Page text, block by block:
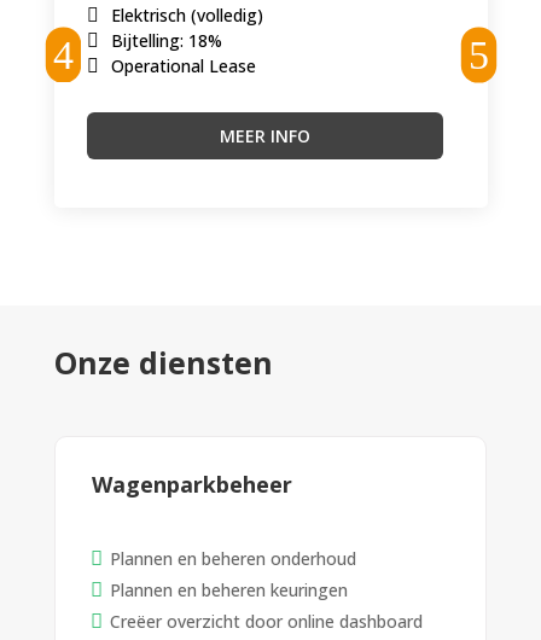
Elektrisch (volledig)
Bijtelling: 18%
Operational Lease
MEER INFO
Onze diensten
Wagenparkbeheer
Plannen en beheren onderhoud
Plannen en beheren keuringen
Creëer overzicht door online dashboard